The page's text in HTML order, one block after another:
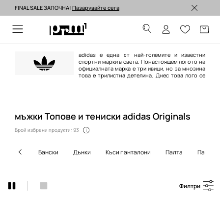
Изпращане до 24 часа >
FINAL SALE ЗАПОЧНА! Пазарувайте сега
adidas е една от най-големите и известни
спортни марки в света. Понастоящем логото на
официалната марка е три ивици, но за мнозина
това е трилистна детелина. Днес това лого се
мъжки Топове и тениски adidas Originals
Брой избрани продукти: 93
бански дънки къси панталони палта
Филтри